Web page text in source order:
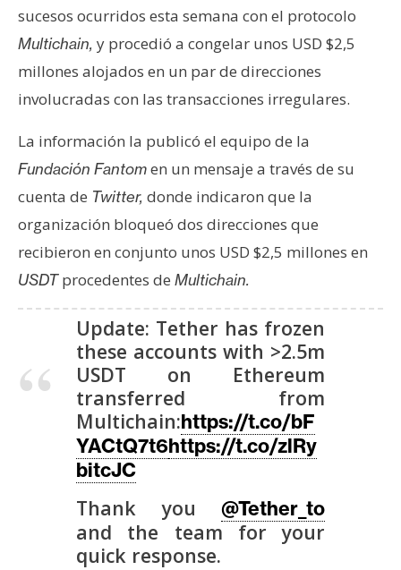
i
s
N
o
t
a
s
d
e
r
e
m
sucesos ocurridos esta semana con el protocolo
Multichain, y procedió a congelar unos USD $2,5
millones alojados en un par de direcciones
involucradas con las transacciones irregulares.
La información la publicó el equipo de la
Fundación Fantomen un mensaje a través de su
cuenta de Twitter, donde indicaron que la
organización bloqueó dos direcciones que
recibieron en conjunto unos USD $2,5 millones en
USDTprocedentes de Multichain.
Update: Tether has frozen
these accounts with >2.5m
USDT on Ethereum
transferred from
Multichain:https://t.co/bF
YACtQ7t6https://t.co/zlRy
bitcJC
Thank you @Tether_to
and the team for your
quick response.